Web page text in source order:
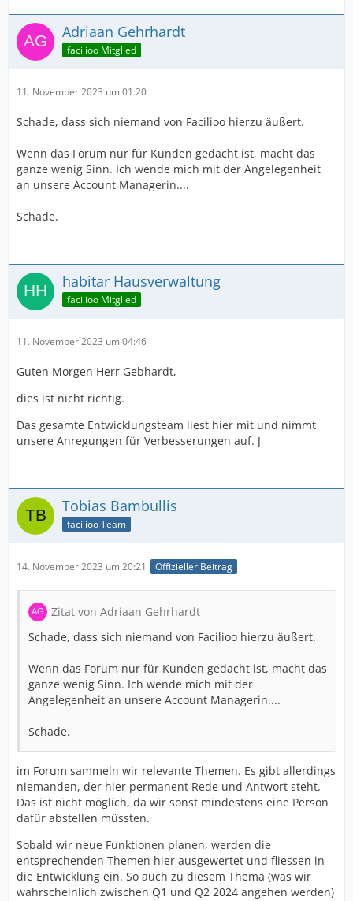
Adriaan Gehrhardt
facilioo Mitglied
11. November 2023 um 01:20
Schade, dass sich niemand von Facilioo hierzu äußert.
Wenn das Forum nur für Kunden gedacht ist, macht das
ganze wenig Sinn. Ich wende mich mit der Angelegenheit
an unsere Account Managerin....
Schade.
habitar Hausverwaltung
facilioo Mitglied
11. November 2023 um 04:46
Guten Morgen Herr Gebhardt,
dies ist nicht richtig.
Das gesamte Entwicklungsteam liest hier mit und nimmt
unsere Anregungen für Verbesserungen auf. J
Tobias Bambullis
facilioo Team
14. November 2023 um 20:21 Offizieller Beitrag
Zitat von Adriaan Gehrhardt
Schade, dass sich niemand von Facilioo hierzu äußert.
Wenn das Forum nur für Kunden gedacht ist, macht das
ganze wenig Sinn. Ich wende mich mit der
Angelegenheit an unsere Account Managerin....
Schade.
im Forum sammeln wir relevante Themen. Es gibt allerdings
niemanden, der hier permanent Rede und Antwort steht.
Das ist nicht möglich, da wir sonst mindestens eine Person
dafür abstellen müssten.
Sobald wir neue Funktionen planen, werden die
entsprechenden Themen hier ausgewertet und fliessen in
die Entwicklung ein. So auch zu diesem Thema (was wir
wahrscheinlich zwischen Q1 und Q2 2024 angehen werden)